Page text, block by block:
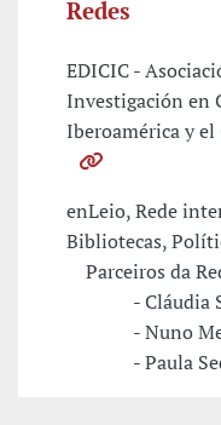
Redes
EDICIC -
Investigación en
Iberoamérica y el
enLeio, Rede
Bibliotecas,
Parceiros da
- Cláudia
- Nuno
- Paula